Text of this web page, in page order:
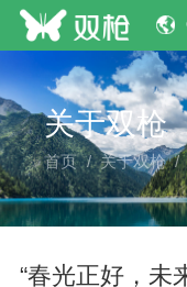
关于双枪
首页 关于双枪
“春光正好，未